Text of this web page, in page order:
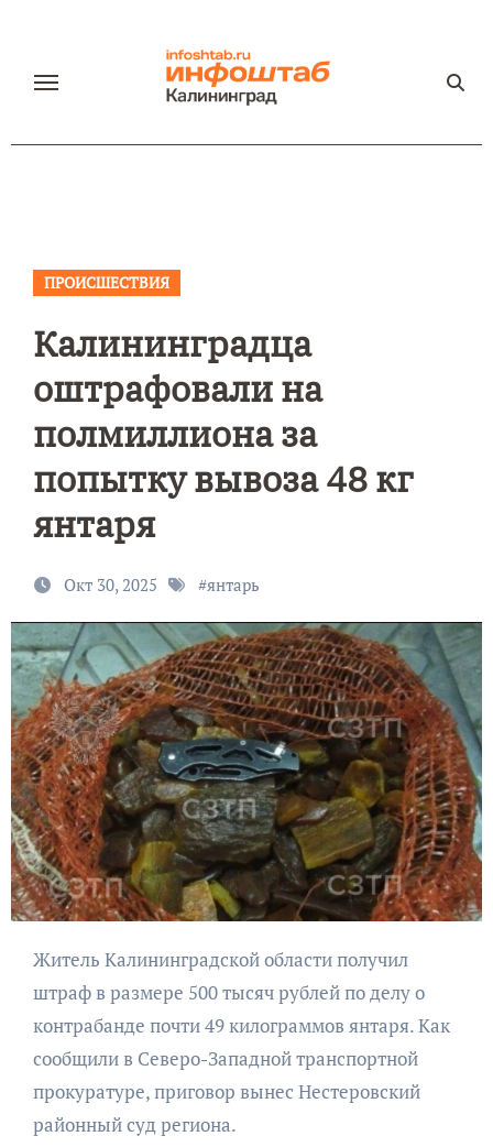
содержанию
ПРОИСШЕСТВИЯ
Калининградца
оштрафовали на
полмиллиона за
попытку вывоза 48 кг
янтаря
Окт 30, 2025 #янтарь
Житель Калининградской области получил
штраф в размере 500 тысяч рублей по делу о
контрабанде почти 49 килограммов янтаря. Как
сообщили в Северо-Западной транспортной
прокуратуре, приговор вынес Нестеровский
районный суд региона.